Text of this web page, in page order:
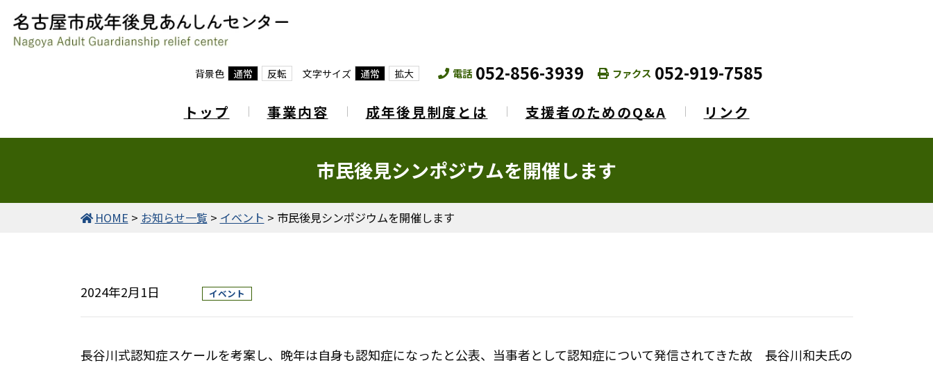
背景色 通常 反転 文字サイズ 通常 拡大 電話 052-856-3939 ファクス 052-919-7585
トップ 事業内容 成年後見制度とは 支援者のためのQ&A リンク
市民後見シンポジウムを開催します
HOME > お知らせ一覧 > イベント > 市民後見シンポジウムを開催します
2024年2月1日 イベント
長谷川式認知症スケールを考案し、晩年は自身も認知症になったと公表、当事者として認知症について発信されてきた故 長谷川和夫氏の